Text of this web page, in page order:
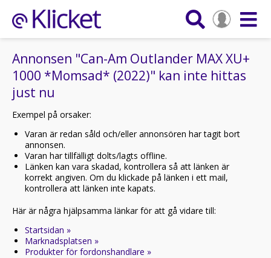
Annonsen "Can-Am Outlander MAX XU+
1000 *Momsad* (2022)" kan inte hittas
just nu
Exempel på orsaker:
Varan är redan såld och/eller annonsören har tagit bort
annonsen.
Varan har tillfälligt dolts/lagts offline.
Länken kan vara skadad, kontrollera så att länken är
korrekt angiven. Om du klickade på länken i ett mail,
kontrollera att länken inte kapats.
Här är några hjälpsamma länkar för att gå vidare till:
Startsidan »
Marknadsplatsen »
Produkter för fordonshandlare »